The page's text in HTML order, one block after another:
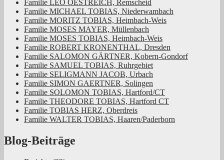
Familie LEO OESTREICH, Remscheid
Familie MICHAEL TOBIAS, Niederwambach
Familie MORITZ TOBIAS, Heimbach-Weis
Familie MOSES MAYER, Müllenbach
Familie MOSES TOBIAS, Heimbach-Weis
Familie ROBERT KRONENTHAL, Dresden
Familie SALOMON GÄRTNER, Kobern-Gondorf
Familie SAMUEL TOBIAS, Ruhrgebiet
Familie SELIGMANN JACOB, Urbach
Familie SIMON GAERTNER, Solingen
Familie SOLOMON TOBIAS, Hartford/CT
Familie THEODORE TOBIAS, Hartford CT
Familie TOBIAS HERZ, Oberdreis
Familie WALTER TOBIAS, Haaren/Paderborn
Blog-Beiträge